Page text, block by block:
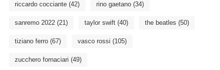
riccardo cocciante(42) rino gaetano(34)
sanremo 2022(21) taylor swift(40) the beatles (50)
tiziano ferro(67) vasco rossi (105)
zucchero fornaciari (49)